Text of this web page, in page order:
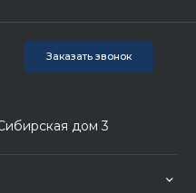
Заказать звонок
дом 3